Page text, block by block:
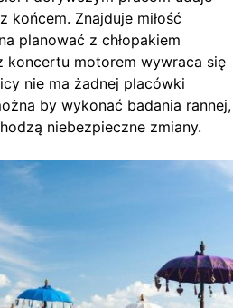
końcem. Znajduje miłość
planować z chłopakiem
koncertu motorem wywraca się
nie ma żadnej placówki
by wykonać badania rannej,
niebezpieczne zmiany.